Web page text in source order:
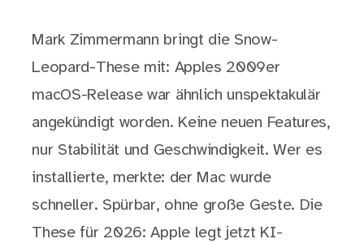
Mark Zimmermann bringt die Snow-
Leopard-These mit: Apples 2009er
macOS-Release war ähnlich unspektakulär
angekündigt worden. Keine neuen Features,
nur Stabilität und Geschwindigkeit. Wer es
installierte, merkte: der Mac wurde
schneller. Spürbar, ohne große Geste. Die
These für 2026: Apple legt jetzt KI-